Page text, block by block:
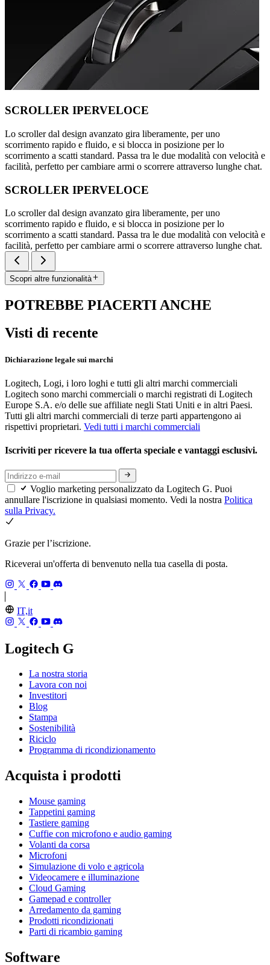
SCROLLER IPERVELOCE
Lo scroller dal design avanzato gira liberamente, per uno
scorrimento rapido e fluido, e si blocca in posizione per lo
scorrimento a scatti standard. Passa tra le due modalità con velocità e
facilità, perfetto per cambiare armi o scorrere attraverso lunghe chat.
SCROLLER IPERVELOCE
Lo scroller dal design avanzato gira liberamente, per uno
scorrimento rapido e fluido, e si blocca in posizione per lo
scorrimento a scatti standard. Passa tra le due modalità con velocità e
facilità, perfetto per cambiare armi o scorrere attraverso lunghe chat.
Scopri altre funzionalità
POTREBBE PIACERTI ANCHE
Visti di recente
Dichiarazione legale sui marchi
Logitech, Logi, i loro loghi e tutti gli altri marchi commerciali
Logitech sono marchi commerciali o marchi registrati di Logitech
Europe S.A. e/o delle sue affiliate negli Stati Uniti e in altri Paesi.
Tutti gli altri marchi commerciali di terze parti appartengono ai
rispettivi proprietari. Vedi tutti i marchi commerciali
Iscriviti per ricevere la tua offerta speciale e vantaggi esclusivi.
Voglio marketing personalizzato da Logitech G. Puoi
annullare l'iscrizione in qualsiasi momento. Vedi la nostra Politica
sulla Privacy.
Grazie per l’iscrizione.
Riceverai un'offerta di benvenuto nella tua casella di posta.
IT,it
Logitech G
La nostra storia
Lavora con noi
Investitori
Blog
Stampa
Sostenibilità
Riciclo
Programma di ricondizionamento
Acquista i prodotti
Mouse gaming
Tappetini gaming
Tastiere gaming
Cuffie con microfono e audio gaming
Volanti da corsa
Microfoni
Simulazione di volo e agricola
Videocamere e illuminazione
Cloud Gaming
Gamepad e controller
Arredamento da gaming
Prodotti ricondizionati
Parti di ricambio gaming
Software